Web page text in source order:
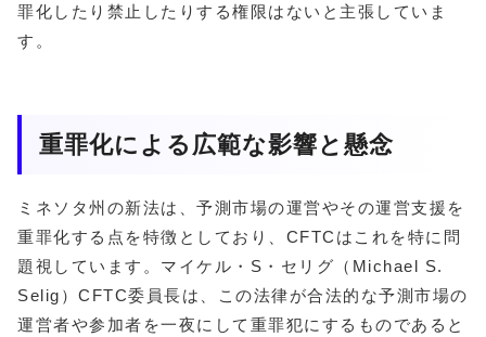
罪化したり禁止したりする権限はないと主張していま
す。
重罪化による広範な影響と懸念
ミネソタ州の新法は、予測市場の運営やその運営支援を
重罪化する点を特徴としており、CFTCはこれを特に問
題視しています。マイケル・S・セリグ（Michael S.
Selig）CFTC委員長は、この法律が合法的な予測市場の
運営者や参加者を一夜にして重罪犯にするものであると